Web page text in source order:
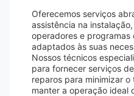
Oferecemos serviços
assistência na
operadores e
adaptados às suas
Nossos técnicos
para fornecer serviços
reparos para minimizar
manter a operação ideal